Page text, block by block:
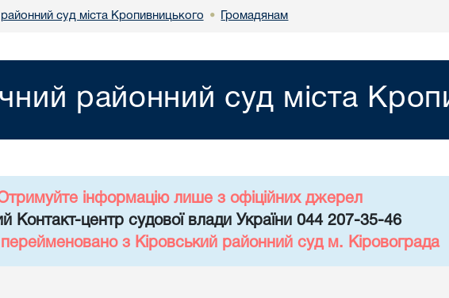
суд міста Кропивницького • Громадянам
районний суд міста
інформацію лише з офіційних джерел
Контакт-центр судової влади України 044 207-35-46
з Кіровський районний суд м. Кіровограда